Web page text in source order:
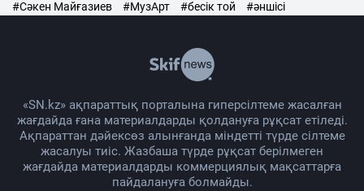
#Сәкен Майғазиев #МузАрт #бесік той #әншісі
«SN.kz» ақпараттық порталына гиперсілтеме жасалған
жағдайда ғана материалдарды қолдануға рұқсат етіледі.
Ақпараттан дәйексөз алынғанда міндетті түрде сілтеме
жасалуы тиіс. Жазбаша түрде рұқсат берілмеген
жағдайда материалдарды коммерциялық мақсаттарға
пайдалануға болмайды.